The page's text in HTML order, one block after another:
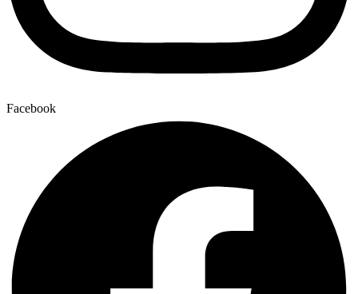
Facebook